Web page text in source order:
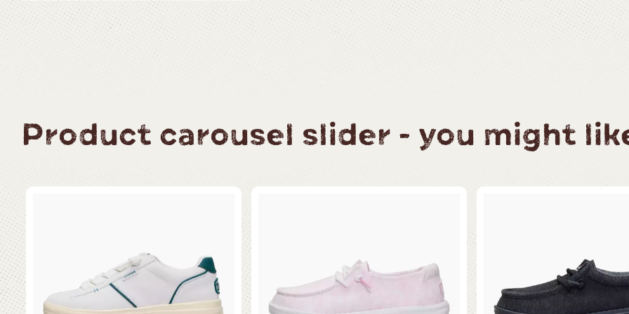
Product carousel slider - you might